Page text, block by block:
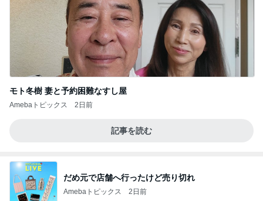
モト冬樹 妻と予約困難なすし屋
Amebaトピックス 2日前
記事を読む
だめ元で店舗へ行ったけど売り切れ
Amebaトピックス 2日前